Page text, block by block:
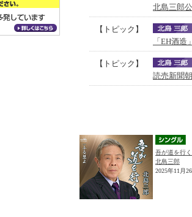
北島三郎
【トピック】
「EH酒
【トピック】
読売新聞
吾が道を行く
北島三郎
2025年11月